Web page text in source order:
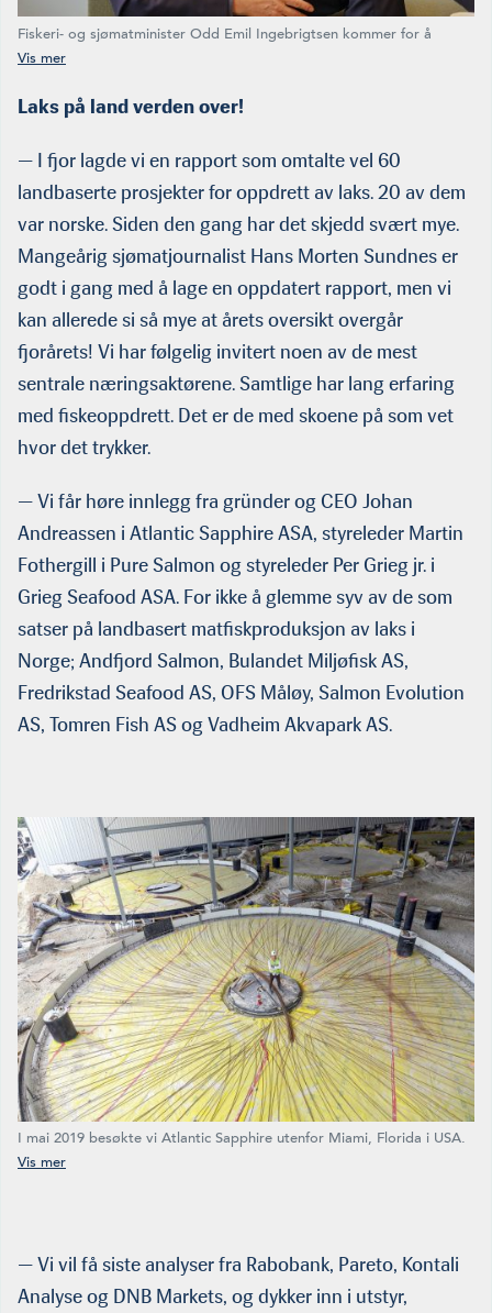
Fiskeri- og sjømatminister Odd Emil Ingebrigtsen kommer for å
snakke om næringspolitiske rammebetingelser. Blir det særskatt,
mer avanserte trafikklysmodeller? Hva kan næringen forvente av
vekstmuligheter? (Foto: Therese Tande)
Laks på land verden over!
— I fjor lagde vi en rapport som omtalte vel 60
landbaserte prosjekter for oppdrett av laks. 20 av dem
var norske. Siden den gang har det skjedd svært mye.
Mangeårig sjømatjournalist Hans Morten Sundnes er
godt i gang med å lage en oppdatert rapport, men vi
kan allerede si så mye at årets oversikt overgår
fjorårets! Vi har følgelig invitert noen av de mest
sentrale næringsaktørene. Samtlige har lang erfaring
med fiskeoppdrett. Det er de med skoene på som vet
hvor det trykker.
— Vi får høre innlegg fra gründer og CEO Johan
Andreassen i Atlantic Sapphire ASA, styreleder Martin
Fothergill i Pure Salmon og styreleder Per Grieg jr. i
Grieg Seafood ASA. For ikke å glemme syv av de som
satser på landbasert matfiskproduksjon av laks i
Norge; Andfjord Salmon, Bulandet Miljøfisk AS,
Fredrikstad Seafood AS, OFS Måløy, Salmon Evolution
AS, Tomren Fish AS og Vadheim Akvapark AS.
I mai 2019 besøkte vi Atlantic Sapphire utenfor Miami, Florida i USA.
Da var deres landbaserte anlegg fortsatt i byggefase 1. Rett før
— Vi vil få siste analyser fra Rabobank, Pareto, Kontali
Analyse og DNB Markets, og dykker inn i utstyr,